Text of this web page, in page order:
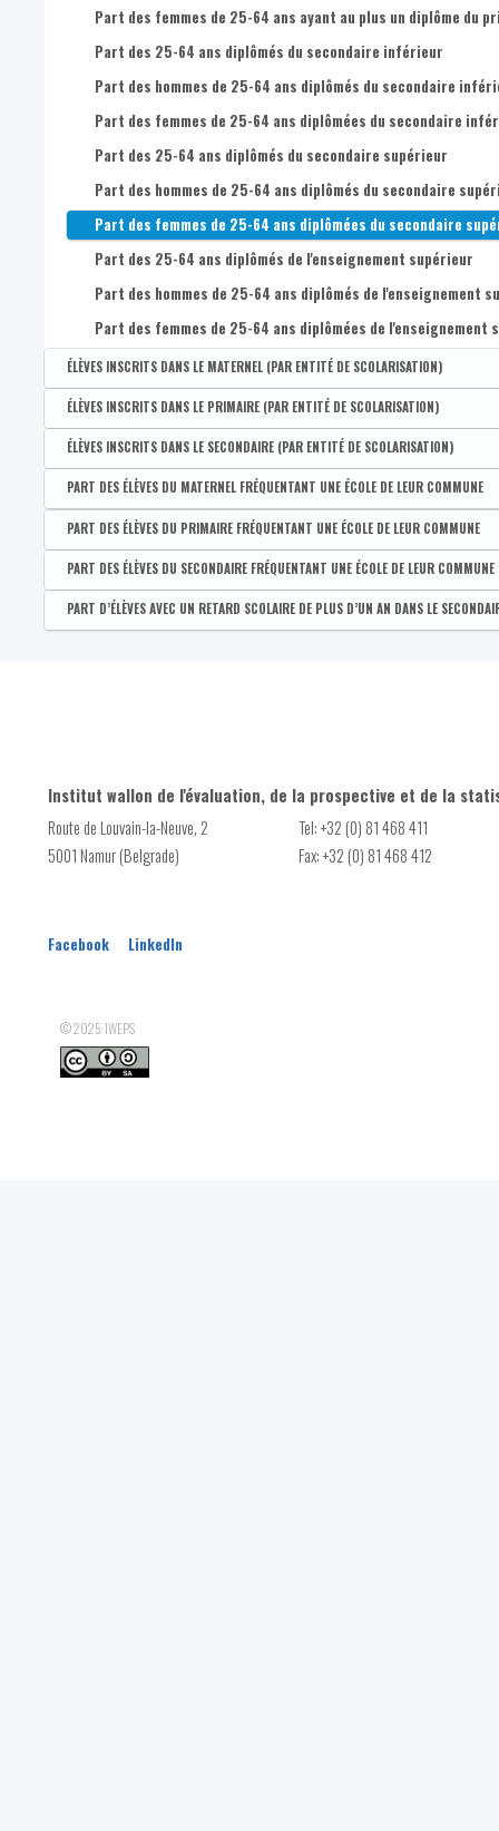
Part des femmes de 25-64 ans ayant au plus un diplôme du
Part des 25-64 ans diplômés du secondaire inférieur
Part des hommes de 25-64 ans diplômés du secondaire
Part des femmes de 25-64 ans diplômées du secondaire
Part des 25-64 ans diplômés du secondaire supérieur
Part des hommes de 25-64 ans diplômés du secondaire
Part des femmes de 25-64 ans diplômées du secondaire
Part des 25-64 ans diplômés de l'enseignement supérieur
Part des hommes de 25-64 ans diplômés de l'enseignement
Part des femmes de 25-64 ans diplômées de l'enseignement
ÉLÈVES INSCRITS DANS LE MATERNEL (PAR ENTITÉ DE SCOLARISATION)
Disponible par :Commune - Arrondissement - Province - Bassin EFE - Zone de
Nombre d'élèves inscrits dans le maternel (par entité de
ÉLÈVES INSCRITS DANS LE PRIMAIRE (PAR ENTITÉ DE SCOLARISATION)
Disponible par :Commune - Arrondissement - Province - Bassin EFE - Zone de
Nombre d'élèves inscrits dans le primaire (par entité de
ÉLÈVES INSCRITS DANS LE SECONDAIRE (PAR ENTITÉ DE SCOLARISATION)
Disponible par :Commune - Arrondissement - Province - Bassin EFE - Zone de
Nombre d'élèves inscrits dans le secondaire (par entité de
PART DES ÉLÈVES DU MATERNEL FRÉQUENTANT UNE ÉCOLE DE LEUR COMMUNE
Disponible par :Commune - Arrondissement - Province - Bassin EFE - Zone de
Part des élèves du maternel fréquentant une école de leur
PART DES ÉLÈVES DU PRIMAIRE FRÉQUENTANT UNE ÉCOLE DE LEUR COMMUNE
Disponible par :Commune - Arrondissement - Province - Bassin EFE - Zone de
Part des élèves du primaire fréquentant une école de leur
PART DES ÉLÈVES DU SECONDAIRE FRÉQUENTANT UNE ÉCOLE DE LEUR COMMUNE
Disponible par :Commune - Arrondissement - Province - Bassin EFE - Zone de
Part des élèves du secondaire fréquentant une école de leur
PART D’ÉLÈVES AVEC UN RETARD SCOLAIRE DE PLUS D’UN AN DANS LE
Institut wallon de l'évaluation, de la prospective et de la
Route de Louvain-la-Neuve, 2
5001 Namur (Belgrade)
Tel: +32 (0) 81 468 411
Fax: +32 (0) 81 468 412
Facebook LinkedIn
© 2025: IWEPS